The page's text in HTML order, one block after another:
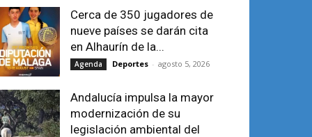
Cerca de 350 jugadores de
nueve países se darán cita
en Alhaurín de la...
Agenda Deportes - agosto 5, 2026
Andalucía impulsa la mayor
modernización de su
legislación ambiental del